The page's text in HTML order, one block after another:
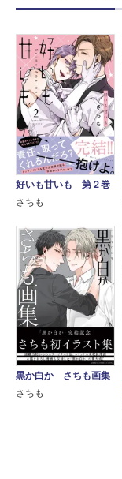
好いも甘いも 第２巻
さちも
黒か白か さちも画集
さちも